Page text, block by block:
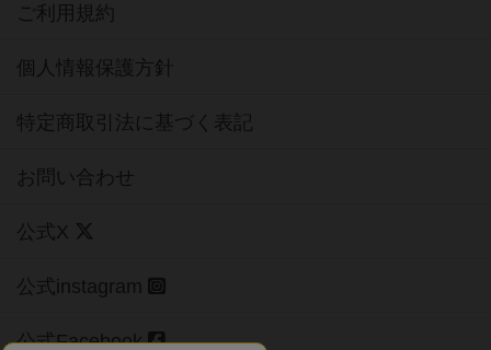
ご利用規約
個人情報保護方針
特定商取引法に基づく表記
お問い合わせ
公式X
公式instagram
公式Facebook